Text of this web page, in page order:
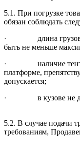
5.1. При погрузке
обязан соблюдать
· длина грузовой
быть не меньше
· наличие тента
платформе,
допускается;
· в кузове не
5.2. В случае подачи
требованиям,